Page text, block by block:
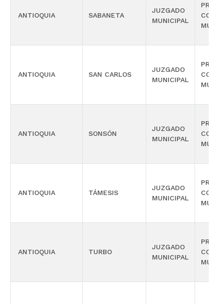
ANTIOQUIA SABANETA
JUZGADO
MUNICIPAL
ANTIOQUIA SAN CARLOS
JUZGADO
MUNICIPAL
ANTIOQUIA SONSÓN
JUZGADO
MUNICIPAL
ANTIOQUIA TÁMESIS
JUZGADO
MUNICIPAL
ANTIOQUIA TURBO
JUZGADO
MUNICIPAL